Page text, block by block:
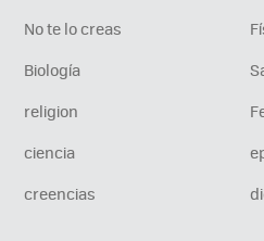
No te lo creas
Biología
religion
ciencia
creencias